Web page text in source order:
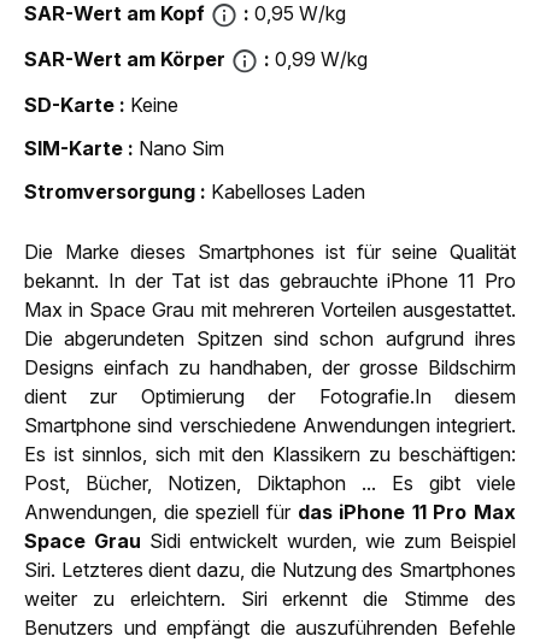
SAR-Wert am Kopf
0,95 W/kg
SAR-Wert am Körper
0,99 W/kg
SD-Karte
Keine
SIM-Karte
Nano Sim
Strom­versorgung
Kabelloses Laden
Die Marke dieses Smartphones ist für seine Qualität
bekannt. In der Tat ist das gebrauchte iPhone 11 Pro
Max in Space Grau mit mehreren Vorteilen ausgestattet.
Die abgerundeten Spitzen sind schon aufgrund ihres
Designs einfach zu handhaben, der grosse Bildschirm
dient zur Optimierung der Fotografie.In diesem
Smartphone sind verschiedene Anwendungen integriert.
Es ist sinnlos, sich mit den Klassikern zu beschäftigen:
Post, Bücher, Notizen, Diktaphon ... Es gibt viele
Anwendungen, die speziell für das iPhone 11 Pro Max
Space Grau Sidi entwickelt wurden, wie zum Beispiel
Siri. Letzteres dient dazu, die Nutzung des Smartphones
weiter zu erleichtern. Siri erkennt die Stimme des
Benutzers und empfängt die auszuführenden Befehle